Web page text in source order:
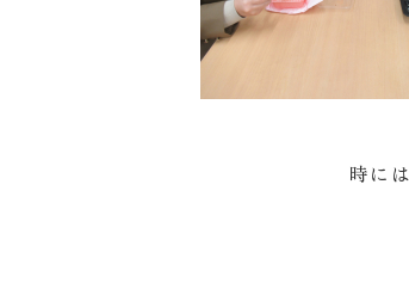
時に